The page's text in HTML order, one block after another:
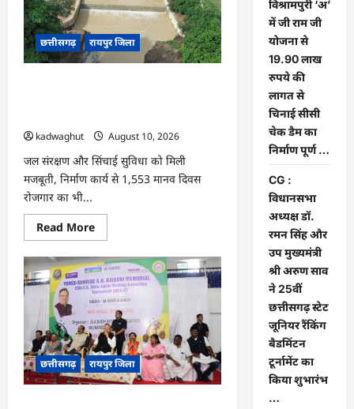
सघन
जांच
अभियान
चलाएं
:
कलेक्टर
छत्तीसगढ़ रायपुर जिला
kadwaghut
August 10, 2026
जल संरक्षण और सिंचाई सुविधा को मिली
मजबूती, निर्माण कार्य से 1,553 मानव दिवस
रोजगार का भी...
Read MoreRead
more
CG
:
विश्रामपुरी
‘अ’
में
जी
राम
जी
योजना
से
19.90
लाख
छत्तीसगढ़ रायपुर जिला
विश्रामपुरी ‘अ’
में जी राम जी
योजना से
19.90 लाख
रुपये की
लागत से
चिनाई सीसी
चेक डैम का
निर्माण पूर्ण …
CG :
विधानसभा
अध्यक्ष डॉ.
रमन सिंह और
उप मुख्यमंत्री
श्री अरुण साव
ने 25वीं
छत्तीसगढ़ स्टेट
जूनियर रैंकिंग
बैडमिंटन
टूर्नामेंट का
किया शुभारंभ
…